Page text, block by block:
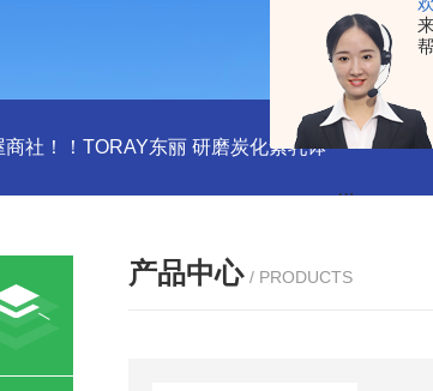
商社！！TORAY东丽 研磨炭化素乳钵 AGB-K-
产品中心 / PRODUCTS